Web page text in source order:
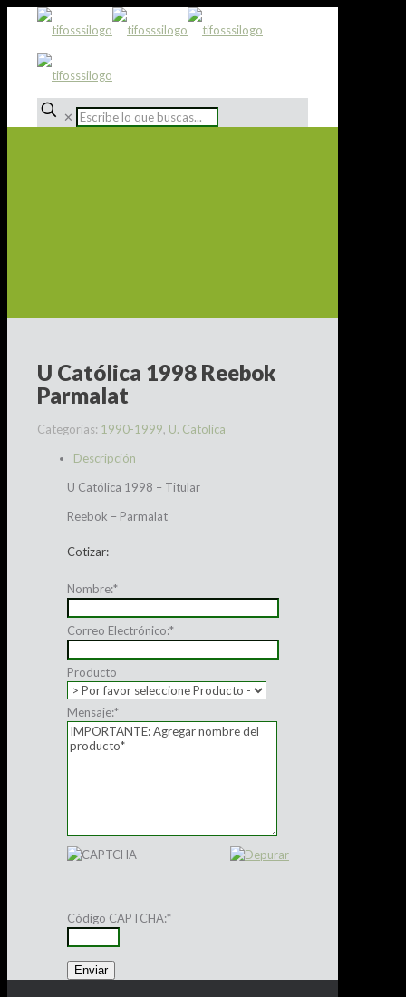
✕
U Católica 1998 Reebok
Parmalat
Categorías: 1990-1999, U. Catolica
Descripción
U Católica 1998 – Titular
Reebok – Parmalat
Cotizar:
Nombre:*
Correo Electrónico:*
Producto
Mensaje:*
Código CAPTCHA:*